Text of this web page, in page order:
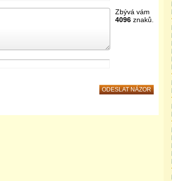
Zbývá vám
4096 znaků.